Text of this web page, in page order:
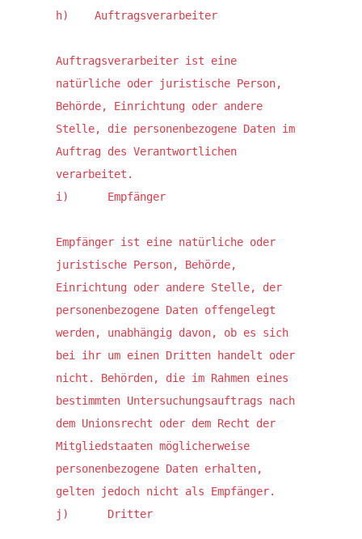
h)    Auftragsverarbeiter
Auftragsverarbeiter ist eine
natürliche oder juristische Person,
Behörde, Einrichtung oder andere
Stelle, die personenbezogene Daten im
Auftrag des Verantwortlichen
verarbeitet.
i)      Empfänger
Empfänger ist eine natürliche oder
juristische Person, Behörde,
Einrichtung oder andere Stelle, der
personenbezogene Daten offengelegt
werden, unabhängig davon, ob es sich
bei ihr um einen Dritten handelt oder
nicht. Behörden, die im Rahmen eines
bestimmten Untersuchungsauftrags nach
dem Unionsrecht oder dem Recht der
Mitgliedstaaten möglicherweise
personenbezogene Daten erhalten,
gelten jedoch nicht als Empfänger.
j)      Dritter